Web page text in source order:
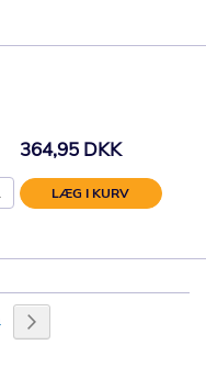
364,95 DKK
LÆG I KURV